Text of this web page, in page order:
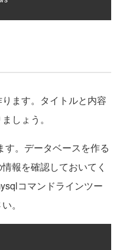
ます。タイトルと内容
しょう。
。データベースを作る
報を確認しておいてく
コマンドラインツー
。